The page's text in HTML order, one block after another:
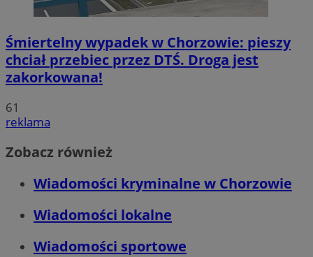
Śmiertelny wypadek w Chorzowie: pieszy
chciał przebiec przez DTŚ. Droga jest
zakorkowana!
61
reklama
Zobacz również
Wiadomości kryminalne w Chorzowie
Wiadomości lokalne
Wiadomości sportowe